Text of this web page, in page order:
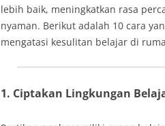
lebih baik, meningkatkan rasa
nyaman. Berikut adalah 10 cara
mengatasi kesulitan belajar di
1. Ciptakan Lingkungan